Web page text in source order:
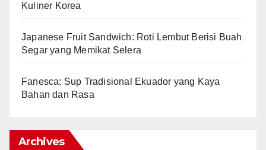
Kuliner Korea
Japanese Fruit Sandwich: Roti Lembut Berisi Buah
Segar yang Memikat Selera
Fanesca: Sup Tradisional Ekuador yang Kaya
Bahan dan Rasa
Archives